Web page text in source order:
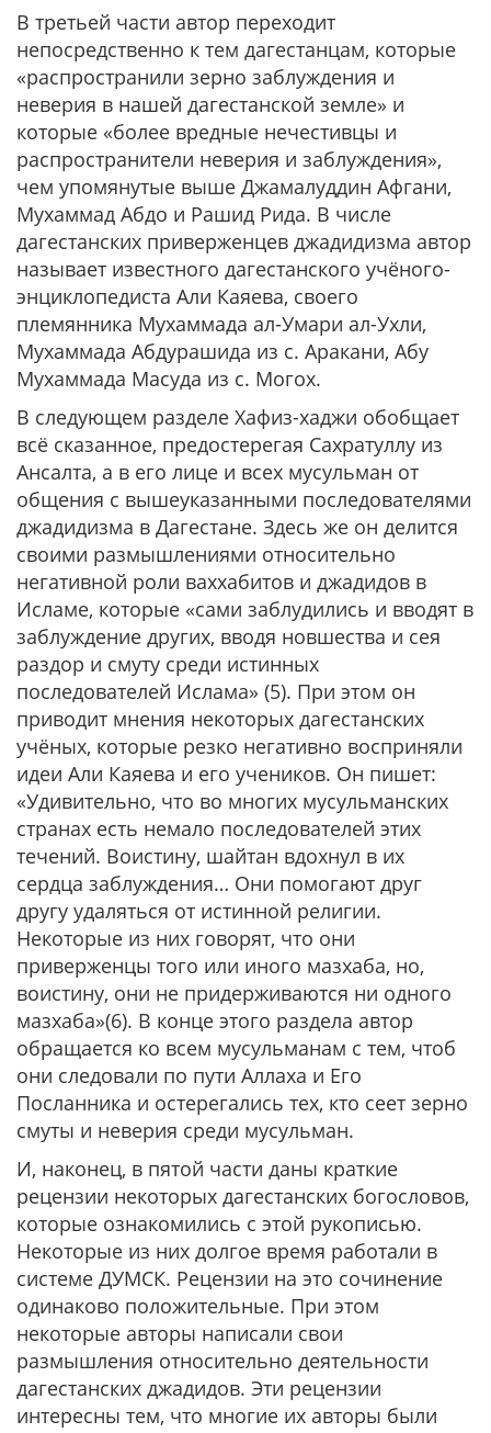
В третьей части автор переходит
непосредственно к тем дагестанцам, которые
«распространили зерно заблуждения и
неверия в нашей дагестанской земле» и
которые «более вредные нечестивцы и
распространители неверия и заблуждения»,
чем упомянутые выше Джамалуддин Афгани,
Мухаммад Абдо и Рашид Рида. В числе
дагестанских приверженцев джадидизма автор
называет известного дагестанского учёного-
энциклопедиста Али Каяева, своего
племянника Мухаммада ал-Умари ал-Ухли,
Мухаммада Абдурашида из с. Аракани, Абу
Мухаммада Масуда из с. Могох.
В следующем разделе Хафиз-хаджи обобщает
всё сказанное, предостерегая Сахратуллу из
Ансалта, а в его лице и всех мусульман от
общения с вышеуказанными последователями
джадидизма в Дагестане. Здесь же он делится
своими размышлениями относительно
негативной роли ваххабитов и джадидов в
Исламе, которые «сами заблудились и вводят в
заблуждение других, вводя новшества и сея
раздор и смуту среди истинных
последователей Ислама» (5). При этом он
приводит мнения некоторых дагестанских
учёных, которые резко негативно восприняли
идеи Али Каяева и его учеников. Он пишет:
«Удивительно, что во многих мусульманских
странах есть немало последователей этих
течений. Воистину, шайтан вдохнул в их
сердца заблуждения… Они помогают друг
другу удаляться от истинной религии.
Некоторые из них говорят, что они
приверженцы того или иного мазхаба, но,
воистину, они не придерживаются ни одного
мазхаба»(6). В конце этого раздела автор
обращается ко всем мусульманам с тем, чтоб
они следовали по пути Аллаха и Его
Посланника и остерегались тех, кто сеет зерно
смуты и неверия среди мусульман.
И, наконец, в пятой части даны краткие
рецензии некоторых дагестанских богословов,
которые ознакомились с этой рукописью.
Некоторые из них долгое время работали в
системе ДУМСК. Рецензии на это сочинение
одинаково положительные. При этом
некоторые авторы написали свои
размышления относительно деятельности
дагестанских джадидов. Эти рецензии
интересны тем, что многие их авторы были